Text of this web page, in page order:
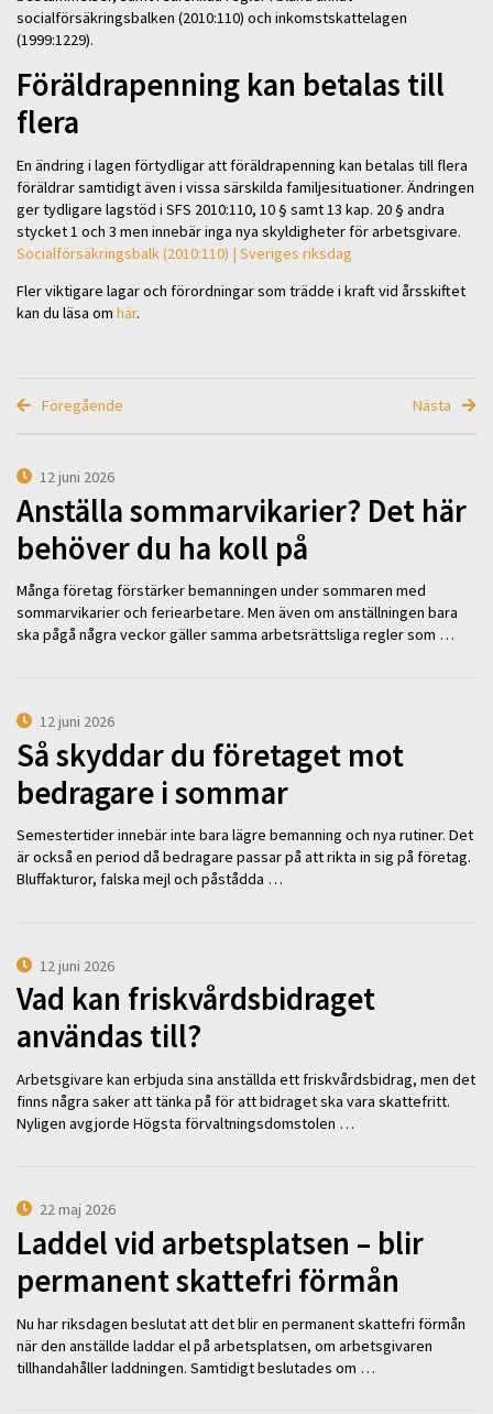
socialförsäkringsbalken (2010:110) och inkomstskattelagen
(1999:1229).
Föräldrapenning kan betalas till
flera
En ändring i lagen förtydligar att föräldrapenning kan betalas till flera
föräldrar samtidigt även i vissa särskilda familjesituationer. Ändringen
ger tydligare lagstöd i SFS 2010:110, 10 § samt 13 kap. 20 § andra
stycket 1 och 3 men innebär inga nya skyldigheter för arbetsgivare.
Socialförsäkringsbalk (2010:110) | Sveriges riksdag
Fler viktigare lagar och förordningar som trädde i kraft vid årsskiftet
kan du läsa om här.
Föregående Nästa
12 juni 2026
Anställa sommarvikarier? Det här
behöver du ha koll på
Många företag förstärker bemanningen under sommaren med
sommarvikarier och feriearbetare. Men även om anställningen bara
ska pågå några veckor gäller samma arbetsrättsliga regler som …
12 juni 2026
Så skyddar du företaget mot
bedragare i sommar
Semestertider innebär inte bara lägre bemanning och nya rutiner. Det
är också en period då bedragare passar på att rikta in sig på företag.
Bluffakturor, falska mejl och påstådda …
12 juni 2026
Vad kan friskvårdsbidraget
användas till?
Arbetsgivare kan erbjuda sina anställda ett friskvårdsbidrag, men det
finns några saker att tänka på för att bidraget ska vara skattefritt.
Nyligen avgjorde Högsta förvaltningsdomstolen …
22 maj 2026
Laddel vid arbetsplatsen – blir
permanent skattefri förmån
Nu har riksdagen beslutat att det blir en permanent skattefri förmån
när den anställde laddar el på arbetsplatsen, om arbetsgivaren
tillhandahåller laddningen. Samtidigt beslutades om …